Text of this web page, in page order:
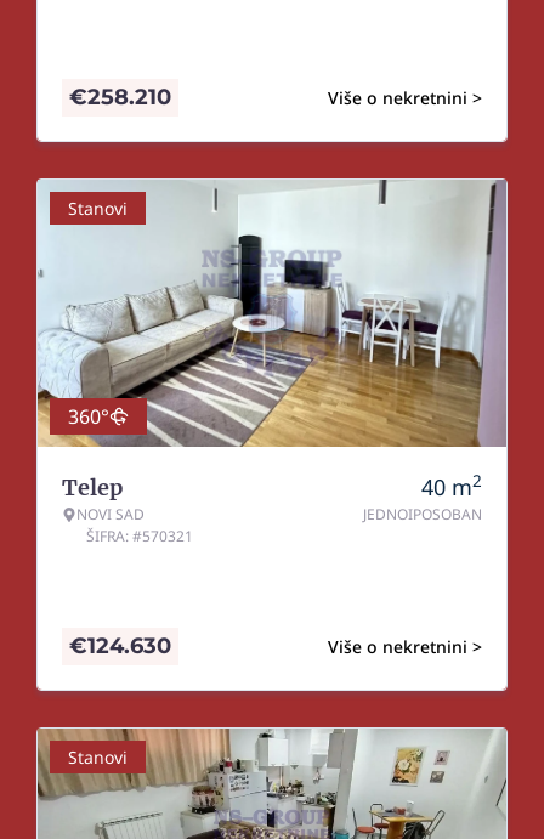
Više o nekretnini >
€258.210
Stanovi
360°
Telep
NOVI SAD
ŠIFRA: #570321
40 m2
JEDNOIPOSOBAN
Više o nekretnini >
€124.630
Stanovi